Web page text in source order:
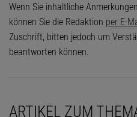
Wenn Sie inhaltliche
können Sie die Redaktion per E-
Zuschrift, bitten jedoch um
beantworten können.
ARTIKEL ZUM